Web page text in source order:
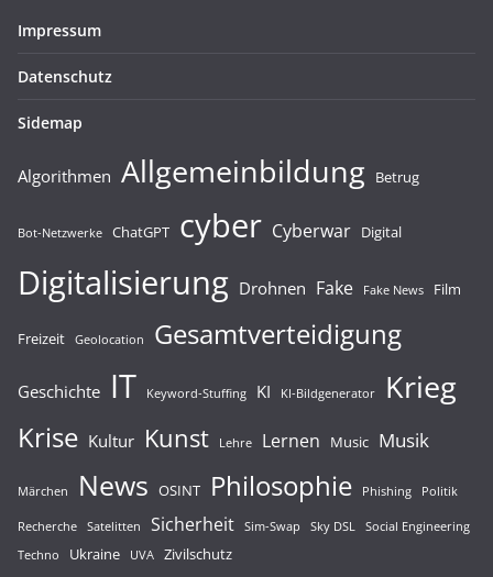
Impressum
Datenschutz
Sidemap
Algorithmen Allgemeinbildung Betrug
Bot-Netzwerke ChatGPT cyber Cyberwar Digital
Digitalisierung Drohnen Fake Fake News Film
Freizeit Geolocation Gesamtverteidigung
Geschichte IT Keyword-Stuffing KI KI-Bildgenerator Krieg
Krise Kultur Kunst Lehre Lernen Music Musik
Märchen News OSINT Philosophie Phishing Politik
Recherche Satelitten Sicherheit Sim-Swap Sky DSL
Social Engineering
Techno
Ukraine UVA Zivilschutz